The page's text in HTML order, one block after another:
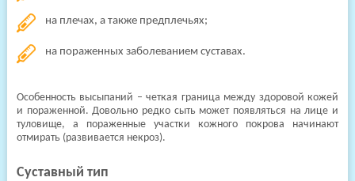
на плечах, а также предплечьях;
на пораженных заболеванием суставах.
Особенность высыпаний – четкая граница между здоровой кожей
и пораженной. Довольно редко сыть может появляться на лице и
туловище, а пораженные участки кожного покрова начинают
отмирать (развивается некроз).
Суставный тип